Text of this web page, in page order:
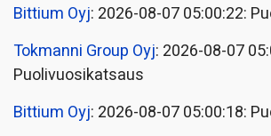
Bittium Oyj: 2026-08-07 05:00:22:
Tokmanni Group Oyj: 2026-08-07
Puolivuosikatsaus
Bittium Oyj: 2026-08-07 05:00:18: